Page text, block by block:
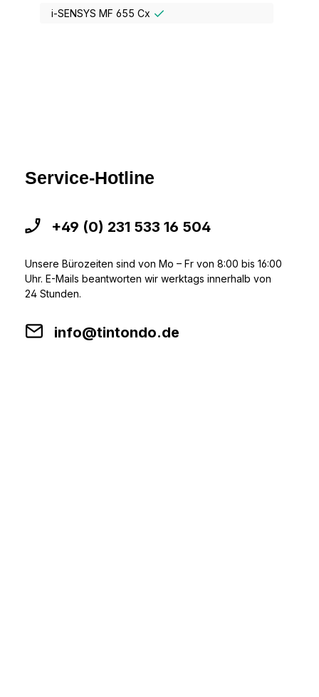
i-SENSYS MF 655 Cx
Service-Hotline
+49 (0) 231 533 16 504
Unsere Bürozeiten sind von Mo – Fr von 8:00 bis 16:00
Uhr. E-Mails beantworten wir werktags innerhalb von
24 Stunden.
info@tintondo.de